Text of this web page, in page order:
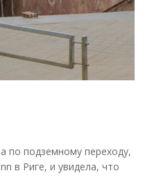
по подземному переходу,
в Риге, и увидела, что